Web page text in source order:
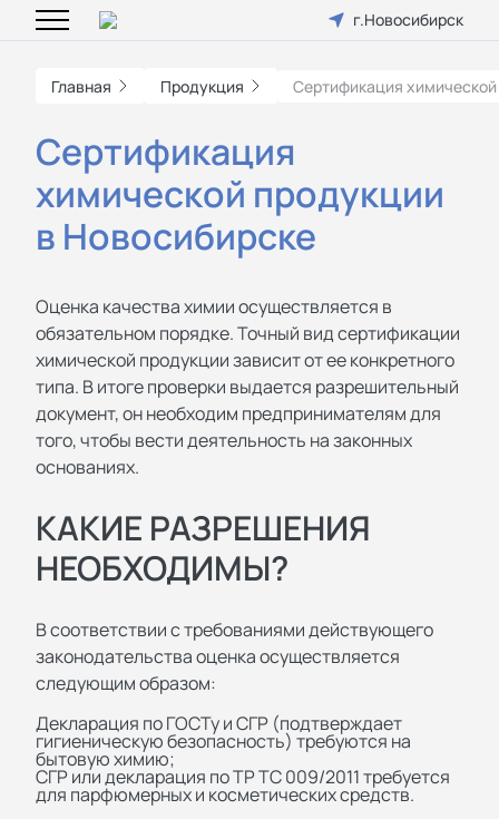
г.Новосибирск
Главная Продукция Сертификация
Сертификация
химической продукции
в Новосибирске
Оценка качества химии осуществляется в
обязательном порядке. Точный вид сертификации
химической продукции зависит от ее конкретного
типа. В итоге проверки выдается разрешительный
документ, он необходим предпринимателям для
того, чтобы вести деятельность на законных
основаниях.
КАКИЕ РАЗРЕШЕНИЯ
НЕОБХОДИМЫ?
В соответствии с требованиями действующего
законодательства оценка осуществляется
следующим образом:
Декларация по ГОСТу и СГР (подтверждает
гигиеническую безопасность) требуются на
бытовую химию;
СГР или декларация по ТР ТС 009/2011 требуется
для парфюмерных и косметических средств.